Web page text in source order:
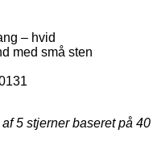
– hvid
med små sten
5 stjerner baseret på 40